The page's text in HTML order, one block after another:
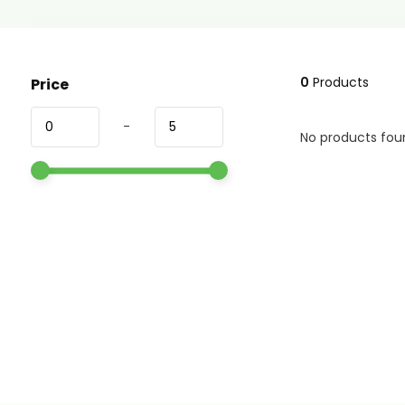
Price
-
0 Products
No products